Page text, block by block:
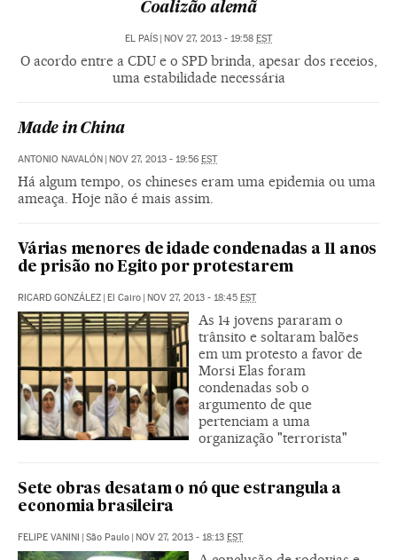
Coalizão alemã
EL PAÍS NOV 27, 2013 - 19:58 EST
O acordo entre a CDU e o SPD brinda, apesar dos receios,
uma estabilidade necessária
Made in China
ANTONIO NAVALÓN NOV 27, 2013 - 19:56 EST
Há algum tempo, os chineses eram uma epidemia ou uma
ameaça. Hoje não é mais assim.
Várias menores de idade condenadas a 11 anos
de prisão no Egito por protestarem
RICARD GONZÁLEZ El Cairo NOV 27, 2013 - 18:45 EST
As 14 jovens pararam o
trânsito e soltaram balões
em um protesto a favor de
Morsi Elas foram
condenadas sob o
argumento de que
pertenciam a uma
organização "terrorista"
Sete obras desatam o nó que estrangula a
economia brasileira
FELIPE VANINI São Paulo NOV 27, 2013 - 18:13 EST